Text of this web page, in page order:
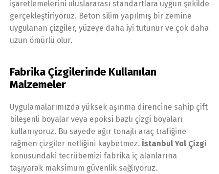
işaretlemelerini uluslararası standartlara uygun şekilde
gerçekleştiriyoruz. Beton silim yapılmış bir zemine
uygulanan çizgiler, yüzeye daha iyi tutunur ve çok daha
uzun ömürlü olur.
Fabrika Çizgilerinde Kullanılan
Malzemeler
Uygulamalarımızda yüksek aşınma direncine sahip çift
bileşenli boyalar veya epoksi bazlı çizgi boyaları
kullanıyoruz. Bu sayede ağır tonajlı araç trafiğine
rağmen çizgiler netliğini kaybetmez. İstanbul Yol Çizgi
konusundaki tecrübemizi fabrika iç alanlarına
taşıyarak maksimum güvenlik sağlıyoruz.